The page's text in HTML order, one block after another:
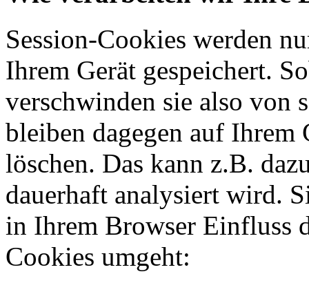
Session-Cookies werden
Ihrem Gerät gespeichert.
verschwinden sie also von
bleiben dagegen auf Ihrem
löschen. Das kann z.B.
dauerhaft analysiert wird.
in Ihrem Browser Einfluss
Cookies umgeht: